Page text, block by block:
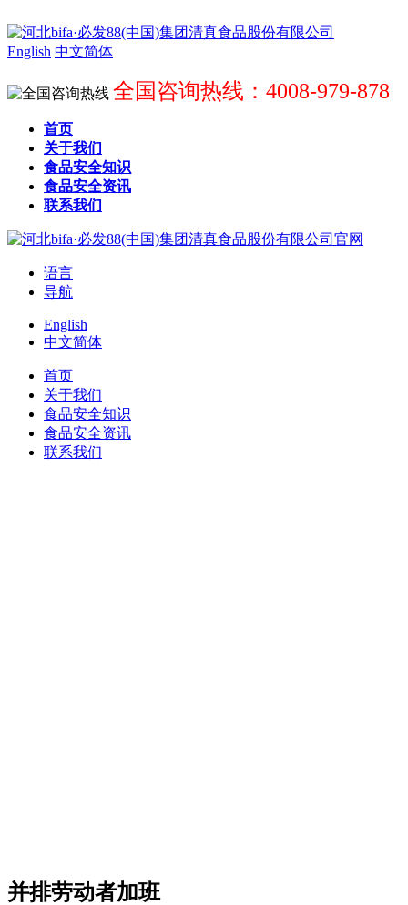
English 中文简体
全国咨询热线：4008-979-878
首页
关于我们
食品安全知识
食品安全资讯
联系我们
语言
导航
English
中文简体
首页
关于我们
食品安全知识
食品安全资讯
联系我们
并排劳动者加班